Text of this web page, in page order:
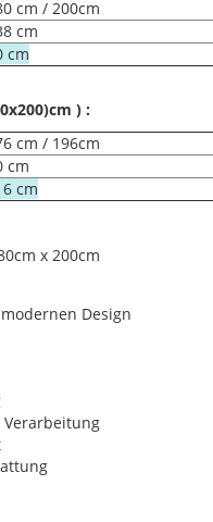
cm / 200cm
cm
cm
) :
cm / 196cm
cm
cm
x 200cm
Design